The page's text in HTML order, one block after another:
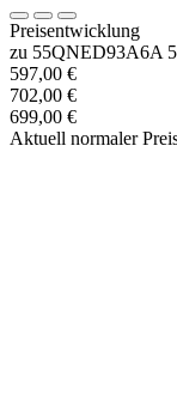
Preisentwicklung
zu 55QNED93A6A
597,00 €
702,00 €
699,00 €
Aktuell normaler